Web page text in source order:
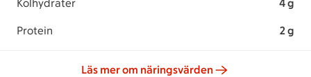
Kolhydrater 4 g
Protein 2 g
Läs mer om näringsvärden